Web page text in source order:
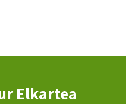
Elkartea